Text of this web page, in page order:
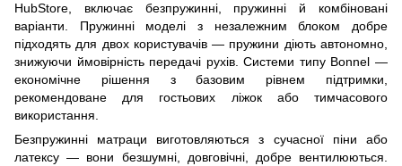
HubStore, включає безпружинні, пружинні й комбіновані
варіанти. Пружинні моделі з незалежним блоком добре
підходять для двох користувачів — пружини діють автономно,
знижуючи ймовірність передачі рухів. Системи типу Bonnel —
економічне рішення з базовим рівнем підтримки,
рекомендоване для гостьових ліжок або тимчасового
використання.
Безпружинні матраци виготовляються з сучасної піни або
латексу — вони безшумні, довговічні, добре вентилюються.